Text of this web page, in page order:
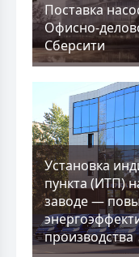
Поставка
Офисно-
Сберсити
Установка
пункта (ИТП)
заводе —
производства